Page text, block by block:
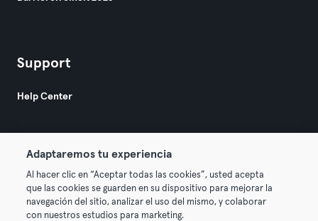
Support
Help Center
© 2026 Urban Sports Group GmbH. All rights reserved.
AGB Datenschutz Impressum
Adaptaremos tu experiencia
Al hacer clic en “Aceptar todas las cookies”, usted acepta
que las cookies se guarden en su dispositivo para mejorar la
navegación del sitio, analizar el uso del mismo, y colaborar
con nuestros estudios para marketing.